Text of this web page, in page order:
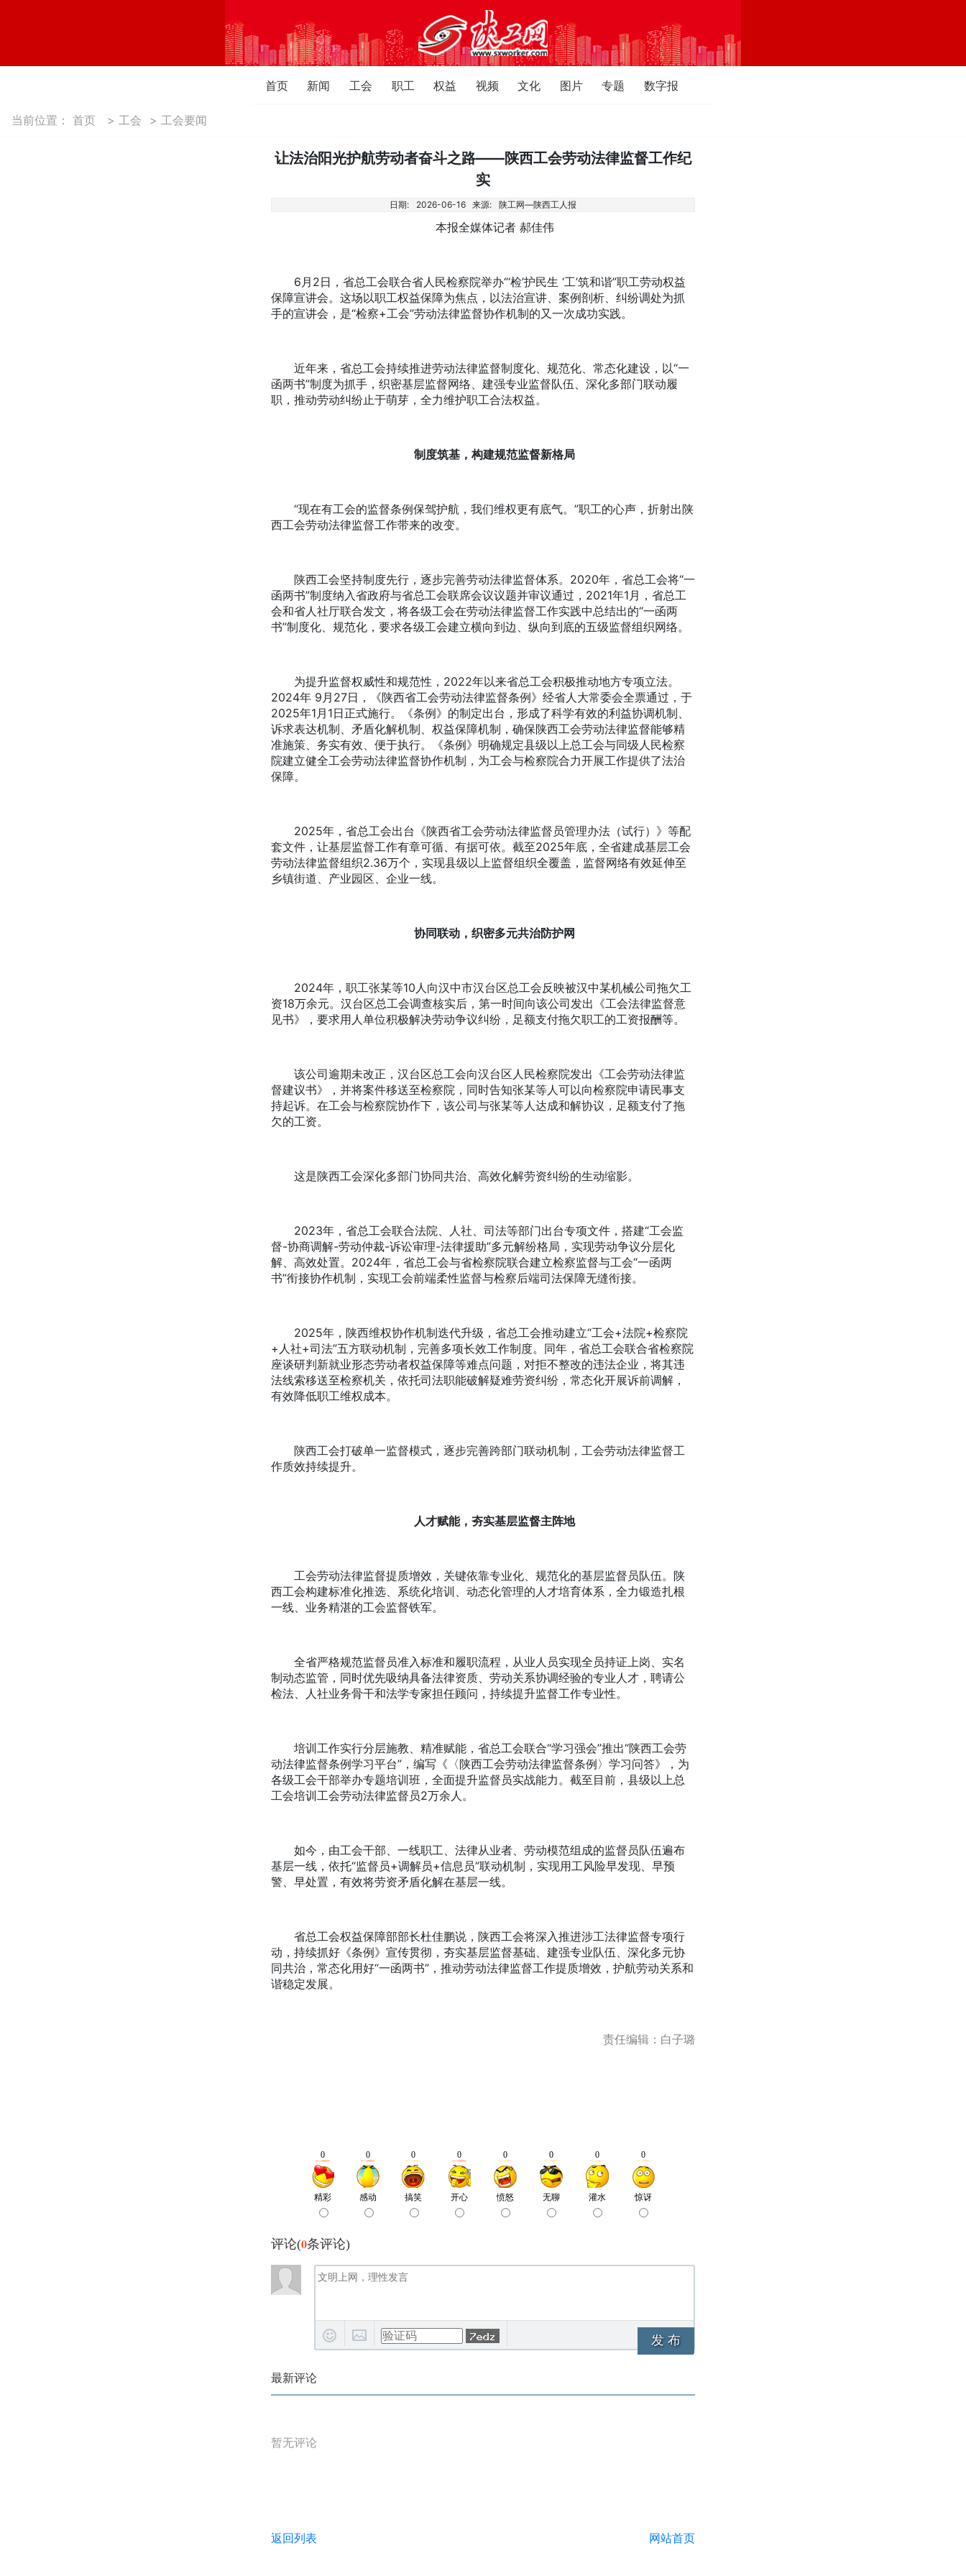
首页 新闻 工会 职工 权益 视频 文化 图片 专题 数字报
当前位置：首页 > 工会 > 工会要闻
让法治阳光护航劳动者奋斗之路——陕西工会劳动法律监督工作纪
实
日期: 2026-06-16 来源: 陕工网—陕西工人报
本报全媒体记者 郝佳伟
6月2日，省总工会联合省人民检察院举办“‘检’护民生 ‘工’筑和谐”职工劳动权益
保障宣讲会。这场以职工权益保障为焦点，以法治宣讲、案例剖析、纠纷调处为抓
手的宣讲会，是“检察+工会”劳动法律监督协作机制的又一次成功实践。
近年来，省总工会持续推进劳动法律监督制度化、规范化、常态化建设，以“一
函两书”制度为抓手，织密基层监督网络、建强专业监督队伍、深化多部门联动履
职，推动劳动纠纷止于萌芽，全力维护职工合法权益。
制度筑基，构建规范监督新格局
“现在有工会的监督条例保驾护航，我们维权更有底气。”职工的心声，折射出陕
西工会劳动法律监督工作带来的改变。
陕西工会坚持制度先行，逐步完善劳动法律监督体系。2020年，省总工会将“一
函两书”制度纳入省政府与省总工会联席会议议题并审议通过，2021年1月，省总工
会和省人社厅联合发文，将各级工会在劳动法律监督工作实践中总结出的“一函两
书”制度化、规范化，要求各级工会建立横向到边、纵向到底的五级监督组织网络。
为提升监督权威性和规范性，2022年以来省总工会积极推动地方专项立法。
2024年 9月27日，《陕西省工会劳动法律监督条例》经省人大常委会全票通过，于
2025年1月1日正式施行。《条例》的制定出台，形成了科学有效的利益协调机制、
诉求表达机制、矛盾化解机制、权益保障机制，确保陕西工会劳动法律监督能够精
准施策、务实有效、便于执行。《条例》明确规定县级以上总工会与同级人民检察
院建立健全工会劳动法律监督协作机制，为工会与检察院合力开展工作提供了法治
保障。
2025年，省总工会出台《陕西省工会劳动法律监督员管理办法（试行）》等配
套文件，让基层监督工作有章可循、有据可依。截至2025年底，全省建成基层工会
劳动法律监督组织2.36万个，实现县级以上监督组织全覆盖，监督网络有效延伸至
乡镇街道、产业园区、企业一线。
协同联动，织密多元共治防护网
2024年，职工张某等10人向汉中市汉台区总工会反映被汉中某机械公司拖欠工
资18万余元。汉台区总工会调查核实后，第一时间向该公司发出《工会法律监督意
见书》，要求用人单位积极解决劳动争议纠纷，足额支付拖欠职工的工资报酬等。
该公司逾期未改正，汉台区总工会向汉台区人民检察院发出《工会劳动法律监
督建议书》，并将案件移送至检察院，同时告知张某等人可以向检察院申请民事支
持起诉。在工会与检察院协作下，该公司与张某等人达成和解协议，足额支付了拖
欠的工资。
这是陕西工会深化多部门协同共治、高效化解劳资纠纷的生动缩影。
2023年，省总工会联合法院、人社、司法等部门出台专项文件，搭建“工会监
督-协商调解-劳动仲裁-诉讼审理-法律援助”多元解纷格局，实现劳动争议分层化
解、高效处置。2024年，省总工会与省检察院联合建立检察监督与工会“一函两
书”衔接协作机制，实现工会前端柔性监督与检察后端司法保障无缝衔接。
2025年，陕西维权协作机制迭代升级，省总工会推动建立“工会+法院+检察院
+人社+司法”五方联动机制，完善多项长效工作制度。同年，省总工会联合省检察院
座谈研判新就业形态劳动者权益保障等难点问题，对拒不整改的违法企业，将其违
法线索移送至检察机关，依托司法职能破解疑难劳资纠纷，常态化开展诉前调解，
有效降低职工维权成本。
陕西工会打破单一监督模式，逐步完善跨部门联动机制，工会劳动法律监督工
作质效持续提升。
人才赋能，夯实基层监督主阵地
工会劳动法律监督提质增效，关键依靠专业化、规范化的基层监督员队伍。陕
西工会构建标准化推选、系统化培训、动态化管理的人才培育体系，全力锻造扎根
一线、业务精湛的工会监督铁军。
全省严格规范监督员准入标准和履职流程，从业人员实现全员持证上岗、实名
制动态监管，同时优先吸纳具备法律资质、劳动关系协调经验的专业人才，聘请公
检法、人社业务骨干和法学专家担任顾问，持续提升监督工作专业性。
培训工作实行分层施教、精准赋能，省总工会联合“学习强会”推出“陕西工会劳
动法律监督条例学习平台”，编写《〈陕西工会劳动法律监督条例〉学习问答》，为
各级工会干部举办专题培训班，全面提升监督员实战能力。截至目前，县级以上总
工会培训工会劳动法律监督员2万余人。
如今，由工会干部、一线职工、法律从业者、劳动模范组成的监督员队伍遍布
基层一线，依托“监督员+调解员+信息员”联动机制，实现用工风险早发现、早预
警、早处置，有效将劳资矛盾化解在基层一线。
省总工会权益保障部部长杜佳鹏说，陕西工会将深入推进涉工法律监督专项行
动，持续抓好《条例》宣传贯彻，夯实基层监督基础、建强专业队伍、深化多元协
同共治，常态化用好“一函两书”，推动劳动法律监督工作提质增效，护航劳动关系和
谐稳定发展。
责任编辑：白子璐
评论(0条评论)
发 布
最新评论
暂无评论
返回列表 网站首页